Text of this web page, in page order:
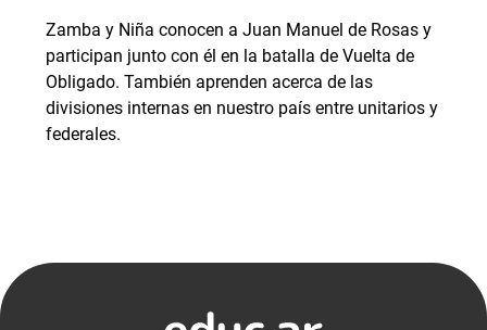
Zamba y Niña conocen a Juan Manuel de Rosas y
participan junto con él en la batalla de Vuelta de
Obligado. También aprenden acerca de las
divisiones internas en nuestro país entre unitarios y
federales.